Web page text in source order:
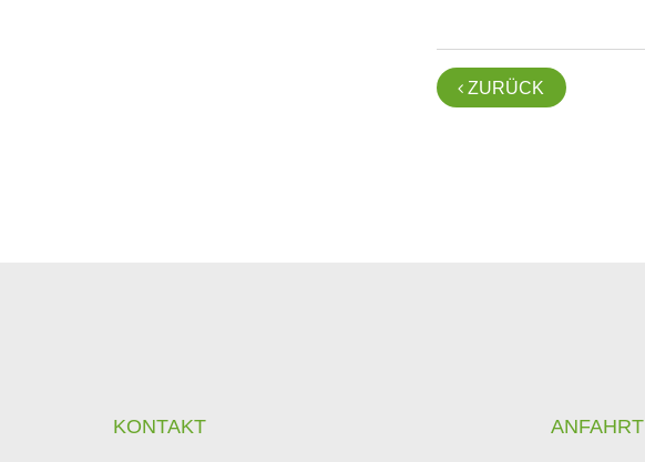
 ZURÜCK
KONTAKT ANFAHRT